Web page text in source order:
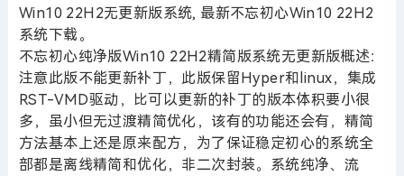
Win10 22H2无更新版系统, 最新不忘初心Win10 22H2
系统下载。
不忘初心纯净版Win10 22H2精简版系统无更新版概述：
注意此版不能更新补丁，此版保留Hyper和linux，集成
RST-VMD驱动，比可以更新的补丁的版本体积要小很
多，虽小但无过渡精简优化，该有的功能还会有，精简
方法基本上还是原来配方，为了保证稳定初心的系统全
部都是离线精简和优化，非二次封装。系统纯净、流